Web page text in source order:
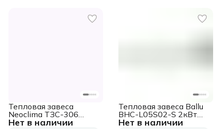
Нет в наличии
Тепловая завеса
Neoclima ТЗС-306
3кВт белый
Нет в наличии
Тепловая завеса Ballu
BHC-L05S02-S 2кВт
белый